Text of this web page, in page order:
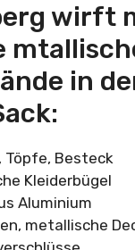
wirft
in
Töpfe, Besteck
Kleiderbügel
Aluminium
metallische